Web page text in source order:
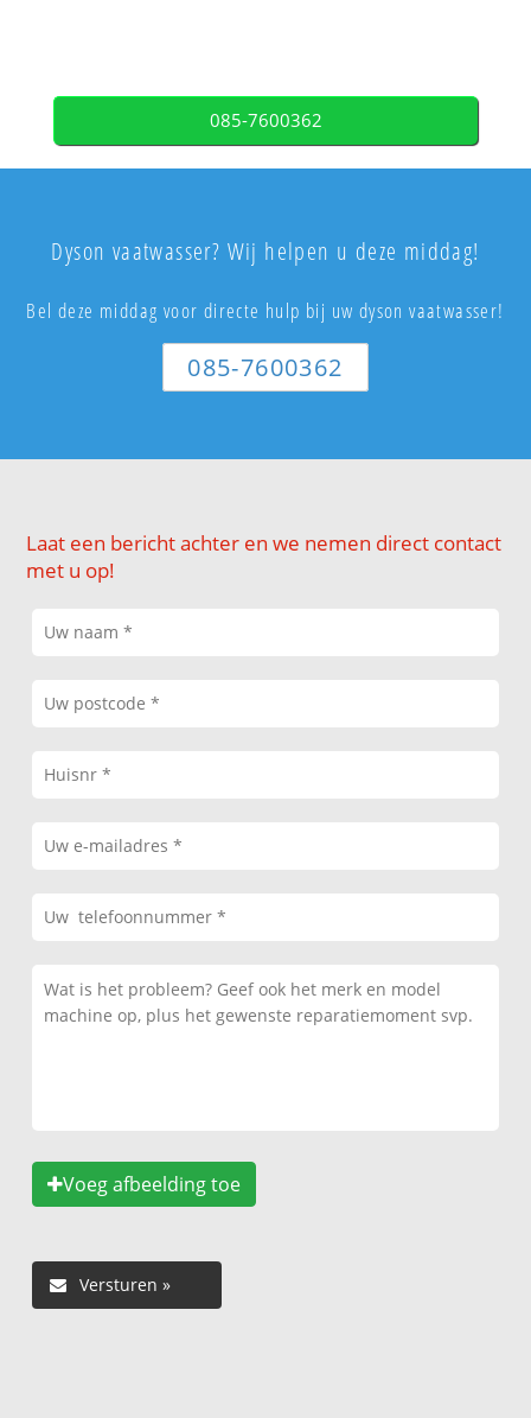
085-7600362
Dyson vaatwasser? Wij helpen u deze middag!
Bel deze middag voor directe hulp bij uw dyson vaatwasser!
085-7600362
Laat een bericht achter en we nemen direct contact
met u op!
Voeg afbeelding toe